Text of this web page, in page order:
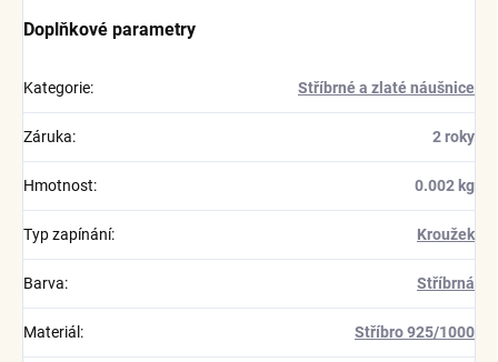
Doplňkové parametry
Kategorie: Stříbrné a zlaté náušnice
Záruka: 2 roky
Hmotnost: 0.002 kg
Typ zapínání: Kroužek
Barva: Stříbrná
Materiál : Stříbro 925/1000